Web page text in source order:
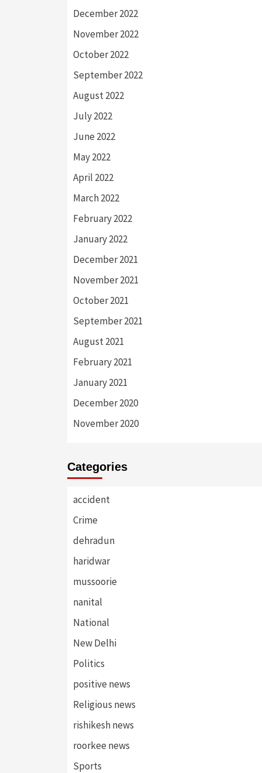
December 2022
November 2022
October 2022
September 2022
August 2022
July 2022
June 2022
May 2022
April 2022
March 2022
February 2022
January 2022
December 2021
November 2021
October 2021
September 2021
August 2021
February 2021
January 2021
December 2020
November 2020
Categories
accident
Crime
dehradun
haridwar
mussoorie
nanital
National
New Delhi
Politics
positive news
Religious news
rishikesh news
roorkee news
Sports